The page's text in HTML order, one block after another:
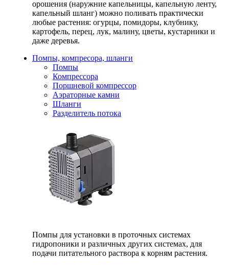
орошения (наружние капельницы, капельную ленту,
капельный шланг) можно поливать практически
любые растения: огурцы, помидоры, клубнику,
картофель, перец, лук, малину, цветы, кустарники и
даже деревья.
Помпы, компресора, шланги
Помпы
Компрессора
Поршневой компрессор
Аэраторные камни
Шланги
Разделитель потока
Помпы для установки в проточных системах
гидропоники и различных других системах, для
подачи питательного раствора к корням растения.